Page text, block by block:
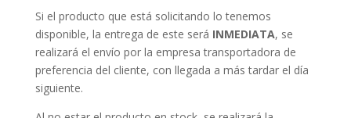
Si el producto que está solicitando lo tenemos
disponible, la entrega de este será INMEDIATA, se
realizará el envío por la empresa transportadora de
preferencia del cliente, con llegada a más tardar el día
siguiente.